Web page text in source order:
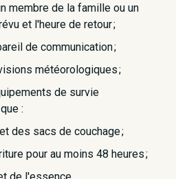
membre de la famille ou un
et l'heure de retour ;
de communication ;
météorologiques ;
de survie
:
des sacs de couchage ;
pour au moins 48 heures ;